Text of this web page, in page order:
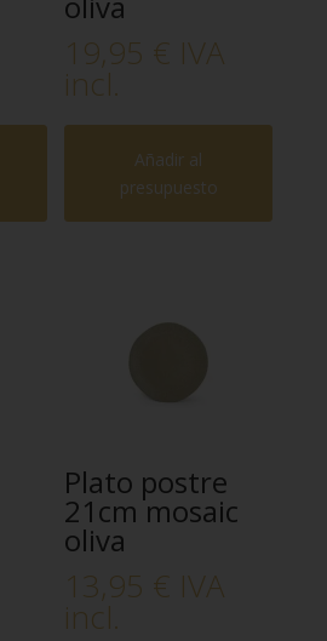
19,95 € IVA
incl.
Añadir al
presupuesto
Plato postre
21cm mosaic
oliva
13,95 € IVA
incl.